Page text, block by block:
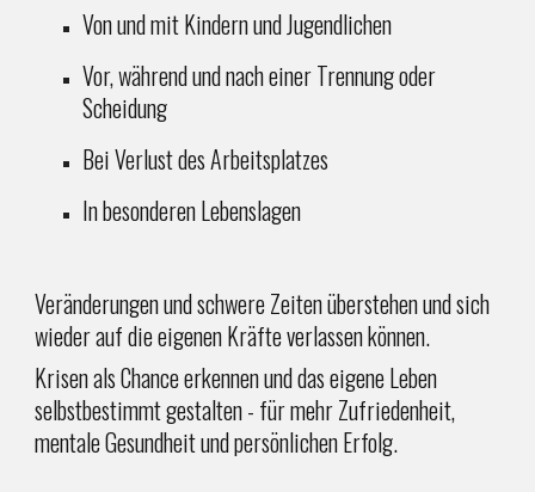
Von und mit Kindern und Jugendlichen
Vor, während und nach einer Trennung oder
Scheidung
Bei Verlust des Arbeitsplatzes
In besonderen Lebenslagen
Veränderungen und schwere Zeiten überstehen und sich
wieder auf die eigenen Kräfte verlassen können.
Krisen als Chance erkennen und das eigene Leben
selbstbestimmt gestalten - für mehr Zufriedenheit,
mentale Gesundheit und persönlichen Erfolg.